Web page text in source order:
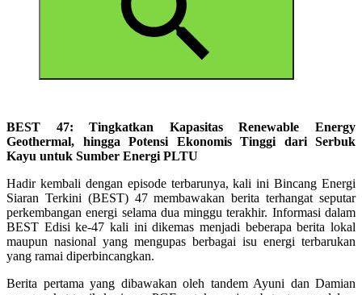
BEST 47: Tingkatkan Kapasitas Renewable Energy
Geothermal, hingga Potensi Ekonomis Tinggi dari Serbuk
Kayu untuk Sumber Energi PLTU
Hadir kembali dengan episode terbarunya, kali ini Bincang Energi
Siaran Terkini (BEST) 47 membawakan berita terhangat seputar
perkembangan energi selama dua minggu terakhir. Informasi dalam
BEST Edisi ke-47 kali ini dikemas menjadi beberapa berita lokal
maupun nasional yang mengupas berbagai isu energi terbarukan
yang ramai diperbincangkan.
Berita pertama yang dibawakan oleh tandem Ayuni dan Damian